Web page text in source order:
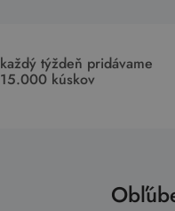
každý týždeň pridávame
15.000 kúskov